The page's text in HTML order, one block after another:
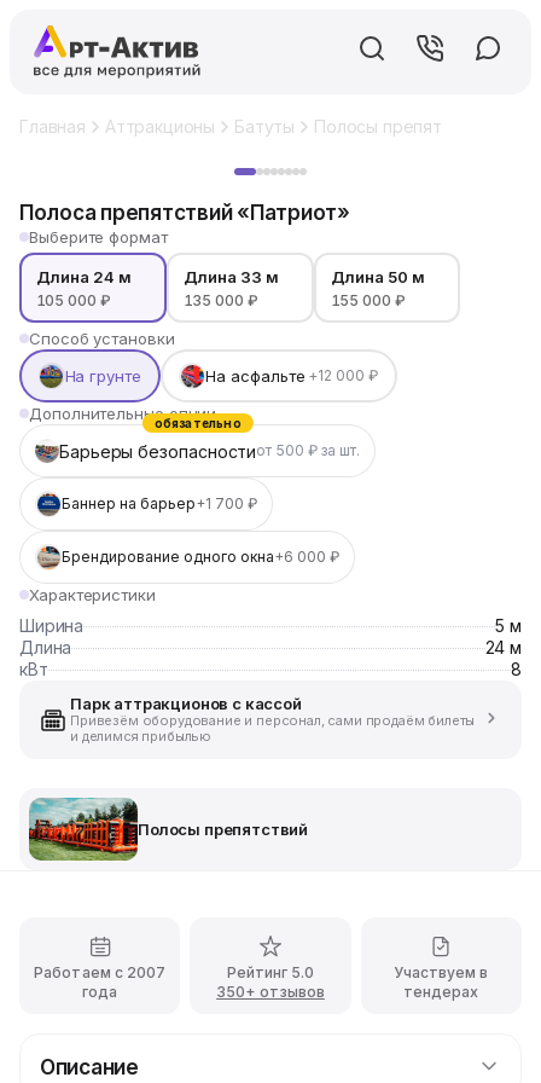
Главная Аттракционы Батуты Полосы препятствий
Полоса препятствий «Патриот»
Выберите формат
Длина 24 м
105 000 ₽
Длина 33 м
135 000 ₽
Длина 50 м
155 000 ₽
Способ установки
На грунте
На асфальте +12 000 ₽
Дополнительные опции
Барьеры безопасностиот 500 ₽ за шт.
обязательно
Баннер на барьер+1 700 ₽
Брендирование одного окна+6 000 ₽
Характеристики
Ширина
5 м
Длина
24 м
кВт
8
Парк аттракционов с кассой
Привезём оборудование и персонал, сами продаём билеты
и делимся прибылью
Полосы препятствий
Работаем с 2007
года
Рейтинг 5.0
350+ отзывов
Участвуем в
тендерах
Описание